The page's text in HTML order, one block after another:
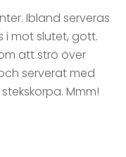
Ibland serveras
i mot slutet, gott.
att strö över
serverat med
Mmm!